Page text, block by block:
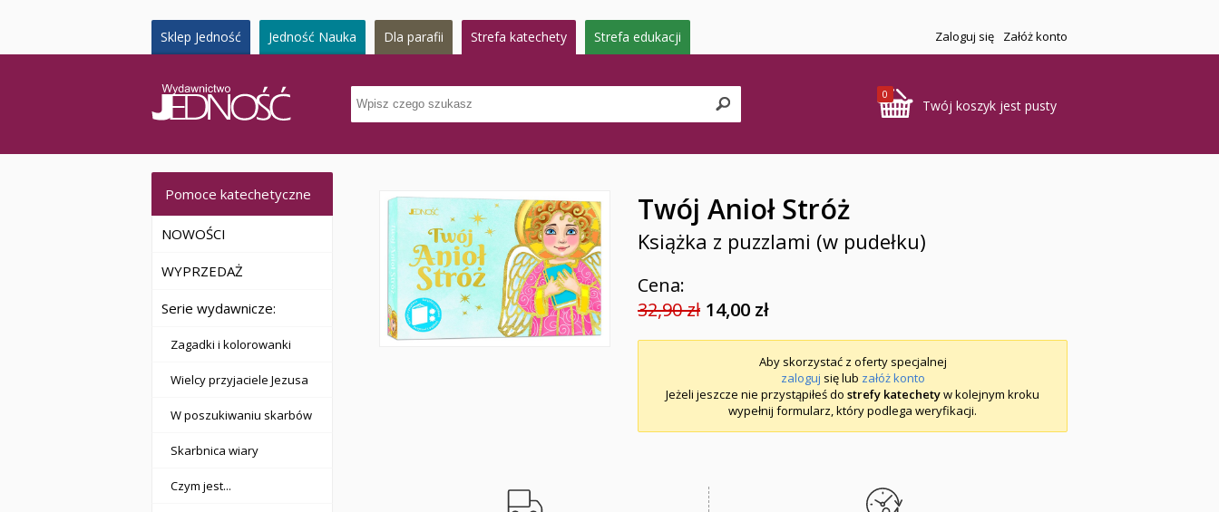
Sklep Jedność Jedność Nauka Dla parafii Strefa katechety Strefa edukacji Zaloguj się Załóż konto
0
Twój koszyk jest pusty
Pomoce katechetyczne
NOWOŚCI
WYPRZEDAŻ
Serie wydawnicze:
Zagadki i kolorowanki
Wielcy przyjaciele Jezusa
W poszukiwaniu skarbów
Skarbnica wiary
Czym jest...
Twój Anioł Stróż
Książka z puzzlami (w pudełku)
Cena:
32,90 zł 14,00 zł
Aby skorzystać z oferty specjalnej
zaloguj się lub załóż konto
Jeżeli jeszcze nie przystąpiłeś do strefy katechetyw kolejnym kroku
wypełnij formularz, który podlega weryfikacji.